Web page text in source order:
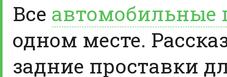
Все автомобильные
одном месте.
задние проставки